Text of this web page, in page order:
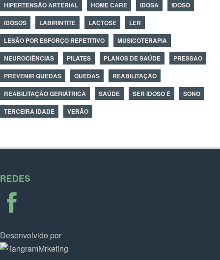
HIPERTENSÃO ARTERIAL
HOME CARE IDOSA
IDOSO
IDOSOS
LABIRINTITE LACTOSE
LER
LESÃO POR ESFORÇO REPETITIVO
MUSICOTERAPIA
NEUROCIÊNCIAS
PILATES PLANOS DE SAÚDE
PRESSAO
PREVENIR QUEDAS
QUEDAS
REABILITAÇÃO
REABILITAÇÃO GERIÁTRICA
SAÚDE SER IDOSO É
SONO
TERCEIRA IDADE
VERÃO
REDES
Desenvolvido por